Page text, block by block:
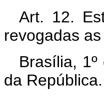
Art. 12.
revogadas
Brasília,
da República.